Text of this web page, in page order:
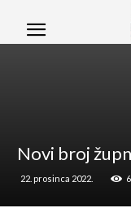
Novi broj
22. prosinca 2022.